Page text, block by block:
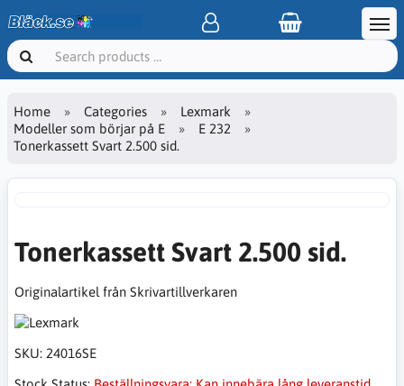
Home Categories
Lexmark
Modeller som börjar på E
E 232
Tonerkassett Svart 2.500 sid.
Tonerkassett Svart 2.500 sid.
Originalartikel från Skrivartillverkaren
SKU: 24016SE